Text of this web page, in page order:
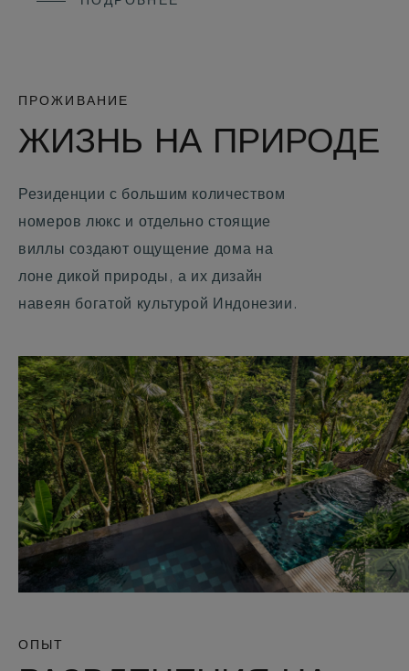
ПРОЖИВАНИЕ
ЖИЗНЬ НА ПРИРОДЕ
Резиденции с большим количеством
номеров люкс и отдельно стоящие
виллы создают ощущение дома на
лоне дикой природы, а их дизайн
навеян богатой культурой Индонезии.
ОПЫТ